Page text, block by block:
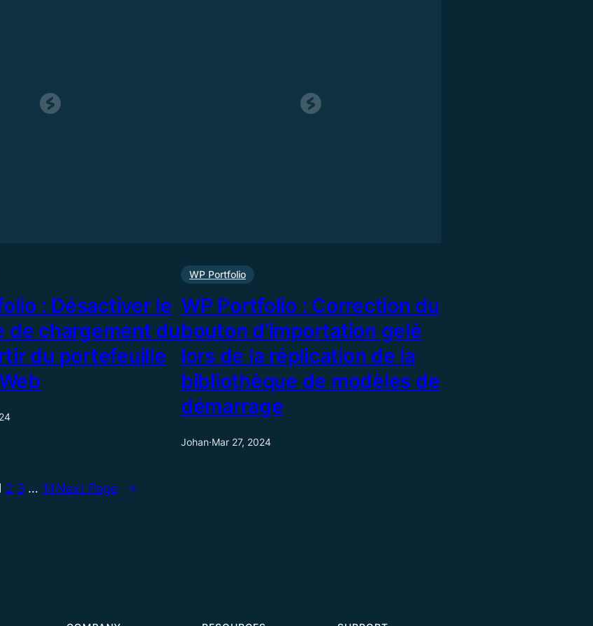
: Désactiver le
de chargement du
du portefeuille
WP Portfolio
WP Portfolio : Correction du
bouton d’importation gelé
lors de la réplication de la
bibliothèque de modèles de
démarrage
Johan·Mar 27, 2024
2 3 … 14Next Page →